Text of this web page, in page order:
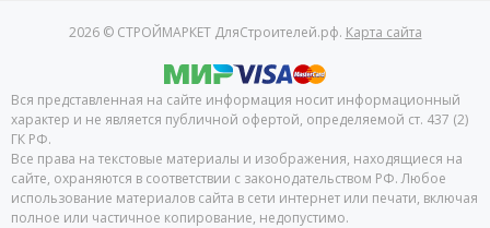
2026 © СТРОЙМАРКЕТ ДляСтроителей.рф. Карта сайта
Вся представленная на сайте информация носит информационный
характер и не является публичной офертой, определяемой ст. 437 (2)
ГК РФ.
Все права на текстовые материалы и изображения, находящиеся на
сайте, охраняются в соответствии с законодательством РФ. Любое
использование материалов сайта в сети интернет или печати, включая
полное или частичное копирование, недопустимо.